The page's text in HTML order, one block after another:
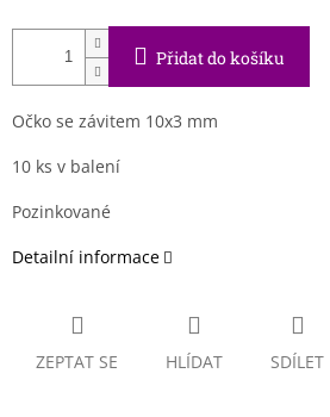
Přidat do košíku
Očko se závitem 10x3 mm
10 ks v balení
Pozinkované
Detailní informace
ZEPTAT SE HLÍDAT SDÍLET